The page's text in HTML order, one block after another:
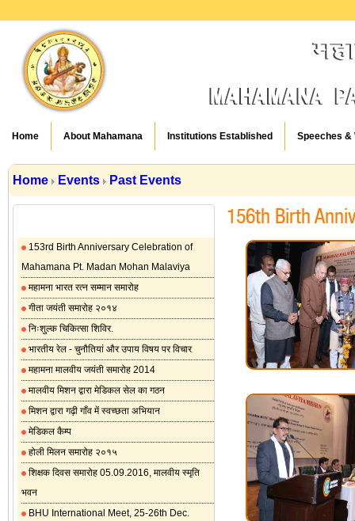
Home About Mahamana Institutions Established Speeches &
Home Events Past Events
153rd Birth Anniversary Celebration of
Mahamana Pt. Madan Mohan Malaviya
महामना भारत रत्न सम्मान समारोह
गीता जयंती समारोह २०१४
निःशुल्क चिकित्सा शिविर.
भारतीय रेल - चुनौतियां और उपाय विषय पर विचार
महामना मालवीय जयंती समारोह 2014
मालवीय मिशन द्वारा मेडिकल सेल का गठन
मिशन द्वारा गढ़ी गाँव में स्वच्छता अभियान
मेडिकल कैम्प
होली मिलन समारोह २०१५
शिक्षक दिवस समारोह 05.09.2016, मालवीय स्मृति
भवन
BHU International Meet, 25-26th Dec.
156th Birth